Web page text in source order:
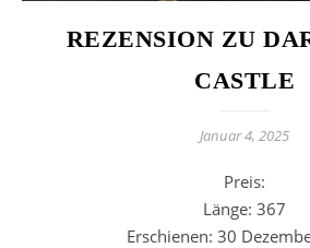
REZENSION ZU
CASTLE
Januar 4, 2025
Preis:
Länge: 367
Erschienen: 30